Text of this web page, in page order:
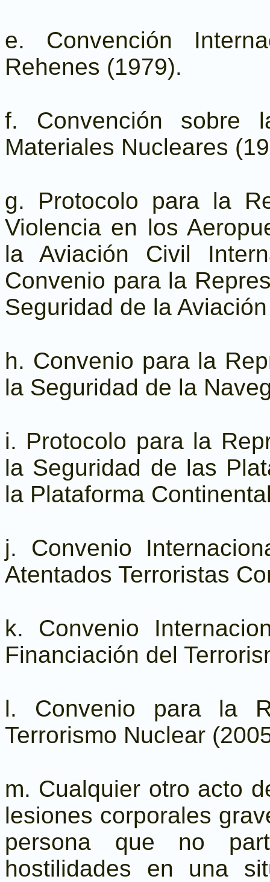
e. Convención
Rehenes (1979).
f. Convención sobre
Materiales Nucleares
g. Protocolo para la
Violencia en los
la Aviación Civil
Convenio para la
Seguridad de la
h. Convenio para la
la Seguridad de la
i. Protocolo para la
la Seguridad de las
la Plataforma
j. Convenio
Atentados Terroristas
k. Convenio
Financiación del
l. Convenio para la
Terrorismo Nuclear
m. Cualquier otro acto
lesiones corporales
persona que no
hostilidades en una